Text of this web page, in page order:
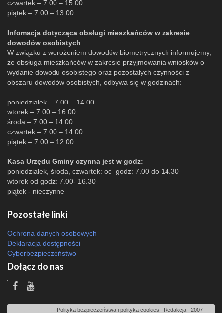
czwartek – 7.00 – 15.00
piątek – 7.00 – 13.00
Infomacja dotycząca obsługi mieszkańców w zakresie
dowodów osobistych
W związku z wdrożeniem dowodów biometrycznych informujemy,
że obsługa mieszkańców w zakresie przyjmowania wniosków o
wydanie dowodu osobistego oraz pozostałych czynności z
obszaru dowodów osobistych, odbywa się w godzinach:
poniedziałek – 7.00 – 14.00
wtorek – 7.00 – 16.00
środa – 7.00 – 14.00
czwartek – 7.00 – 14.00
piątek – 7.00 – 12.00
Kasa Urzędu Gminy czynna jest w godz:
poniedziałek, środa, czwartek: od godz: 7.00 do 14.30
wtorek od godz: 7.00- 16.30
piątek - nieczynne
Pozostałe linki
Ochrona danych osobowych
Deklaracja dostępności
Cyberbezpieczeństwo
Dołącz do nas
Polityka bezpieczeństwa i polityka cookies Redakcja
2007